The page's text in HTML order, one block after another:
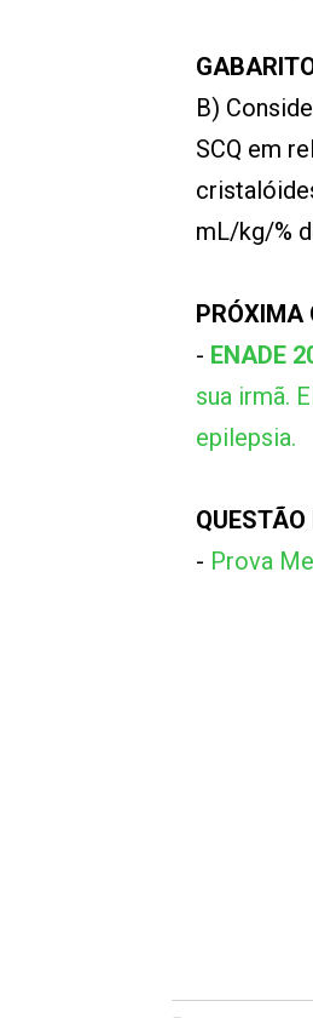
B)
SCQ em
mL/kg/%
PRÓXIMA
- ENADE
sua irmã.
epilepsia.
- Prova